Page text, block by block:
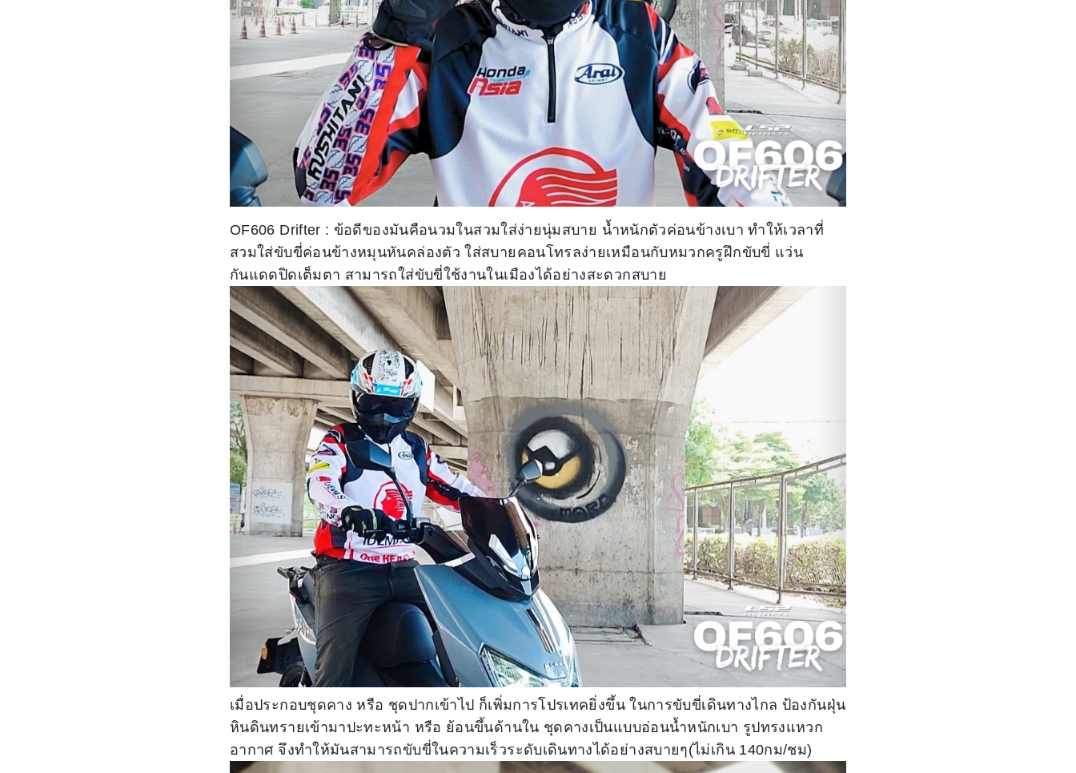
OF606 Drifter : ข้อดีของมันคือนวมในสวมใส่ง่ายนุ่มสบาย น้ำหนักตัวค่อนข้างเบา ทำให้เวลาที่
สวมใส่ขับขี่ค่อนข้างหมุนหันคล่องตัว ใส่สบายคอนโทรลง่ายเหมือนกับหมวกครูฝึกขับขี่ แว่น
กันแดดปิดเต็มตา สามารถใส่ขับขี่ใช้งานในเมืองได้อย่างสะดวกสบาย
เมื่อประกอบชุดคาง หรือ ชุดปากเข้าไป ก็เพิ่มการโปรเทคยิ่งขึ้น ในการขับขี่เดินทางไกล ป้องกันฝุ่น
หินดินทรายเข้ามาปะทะหน้า หรือ ย้อนขึ้นด้านใน ชุดคางเป็นแบบอ่อนน้ำหนักเบา รูปทรงแหวก
อากาศ จึงทำให้มันสามารถขับขี่ในความเร็วระดับเดินทางได้อย่างสบายๆ(ไม่เกิน 140กม/ชม)